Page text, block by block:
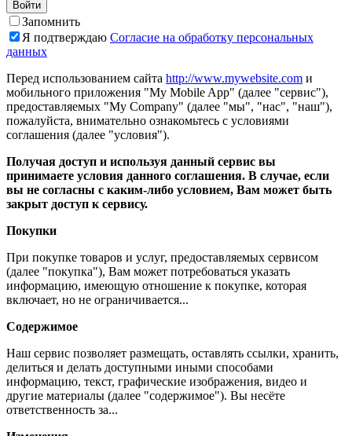
Войти
Запомнить
Я подтверждаю Согласие на обработку персональных
данных
Перед использованием сайта http://www.mywebsite.com и
мобильного приложения "My Mobile App" (далее "сервис"),
предоставляемых "My Company" (далее "мы", "нас", "наш"),
пожалуйста, внимательно ознакомьтесь с условиями
соглашения (далее "условия").
Получая доступ и используя данный сервис вы
принимаете условия данного соглашения. В случае, если
вы не согласны с каким-либо условием, Вам может быть
закрыт доступ к сервису.
Покупки
При покупке товаров и услуг, предоставляемых сервисом
(далее "покупка"), Вам может потребоваться указать
информацию, имеющую отношение к покупке, которая
включает, но не ограничивается...
Содержимое
Наш сервис позволяет размещать, оставлять ссылки, хранить,
делиться и делать доступными иными способами
информацию, текст, графические изображения, видео и
другие материалы (далее "содержимое"). Вы несёте
ответственность за...